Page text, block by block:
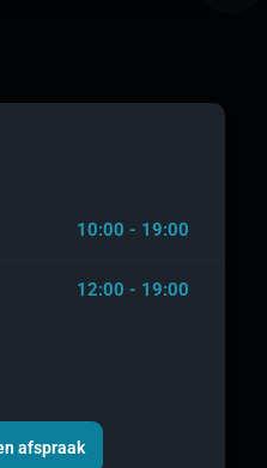
10:00 - 19:00
12:00 - 19:00
afspraak